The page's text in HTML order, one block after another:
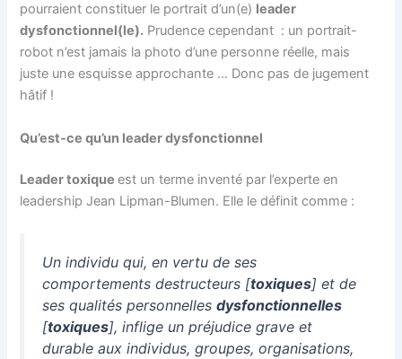
pourraient constituer le portrait d’un(e) leader
dysfonctionnel(le). Prudence cependant : un portrait-
robot n’est jamais la photo d’une personne réelle, mais
juste une esquisse approchante … Donc pas de jugement
hâtif !
Qu’est-ce qu’un leader dysfonctionnel
Leader toxiqueest un terme inventé par l’experte en
leadership Jean Lipman-Blumen. Elle le définit comme :
Un individu qui, en vertu de ses
comportements destructeurs [toxiques] et de
ses qualités personnellesdysfonctionnelles
[toxiques], inflige un préjudice grave et
durable aux individus, groupes, organisations,